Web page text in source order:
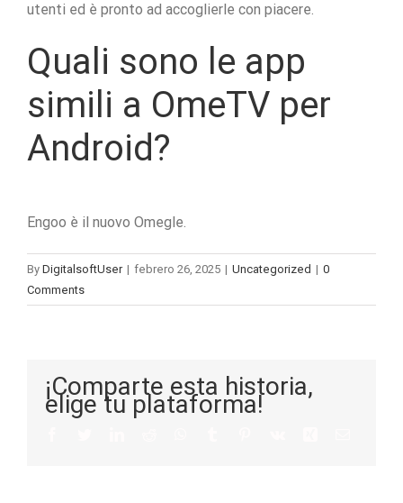
utenti ed è pronto ad accoglierle con piacere.
Quali sono le app
simili a OmeTV per
Android?
Engoo è il nuovo Omegle.
By DigitalsoftUser | febrero 26, 2025 | Uncategorized | 0
Comments
¡Comparte esta historia,
elige tu plataforma!